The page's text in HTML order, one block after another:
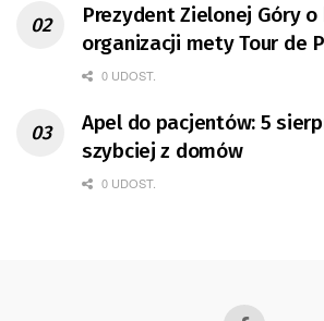
Prezydent Zielonej Góry o
organizacji mety Tour de
0 UDOST.
Apel do pacjentów: 5
szybciej z domów
0 UDOST.